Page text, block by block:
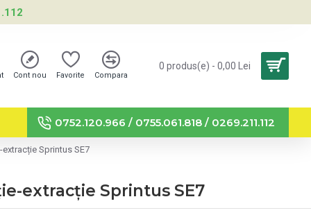
Cont nou Favorite Compara
0 produs(e) - 0,00 Lei
0752.120.966 / 0755.061.818 / 0269.211.112
Sprintus SE7
extracție Sprintus SE7